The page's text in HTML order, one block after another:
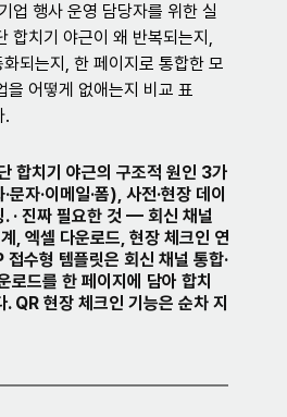
업 행사 운영 담당자를 위한 실
합치기 야근이 왜 반복되는지,
되는지, 한 페이지로 통합한 모
을 어떻게 없애는지 비교 표
.
합치기 야근의 구조적 원인 3가
자·이메일·폼), 사전·현장 데이
. · 진짜 필요한 것 — 회신 채널
, 엑셀 다운로드, 현장 체크인 연
접수형 템플릿은 회신 채널 통합·
로드를 한 페이지에 담아 합치
QR 현장 체크인 기능은 순차 지